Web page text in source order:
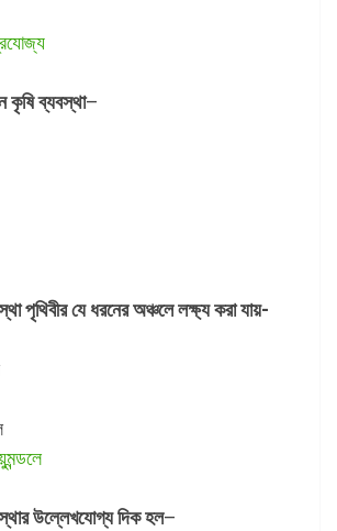
কৃষি ব্যবস্থা–
পৃথিবীর যে ধরনের অঞ্চলে লক্ষ্য করা যায়-
উল্লেখযোগ্য দিক হল–